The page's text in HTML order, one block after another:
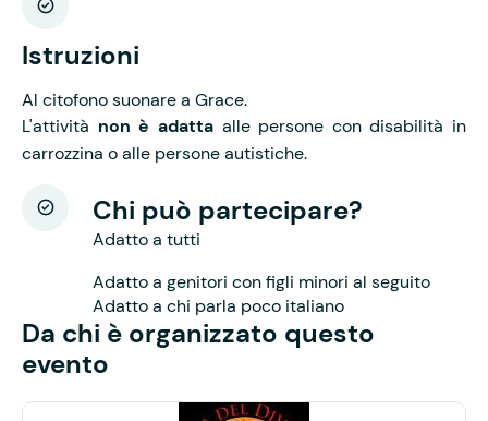
Istruzioni
Al citofono suonare a Grace.
L'attività non è adattaalle persone con disabilità in
carrozzina o alle persone autistiche.
Chi può partecipare?
Adatto a tutti
Adatto a genitori con figli minori al seguito
Adatto a chi parla poco italiano
Da chi è organizzato questo
evento